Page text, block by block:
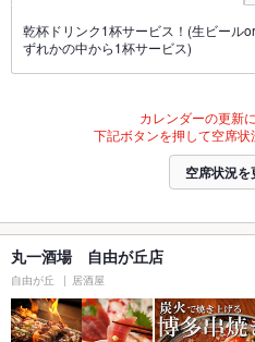
乾杯ドリンク1杯サービス！(生ビール
ずれかの中から1杯サービス)
カレンダーの更新
下記ボタンを押して空席状
空席状況を
丸一酒場 自由が丘店
自由が丘 居酒屋